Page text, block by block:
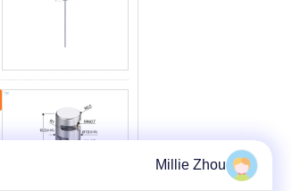
Millie Zhou